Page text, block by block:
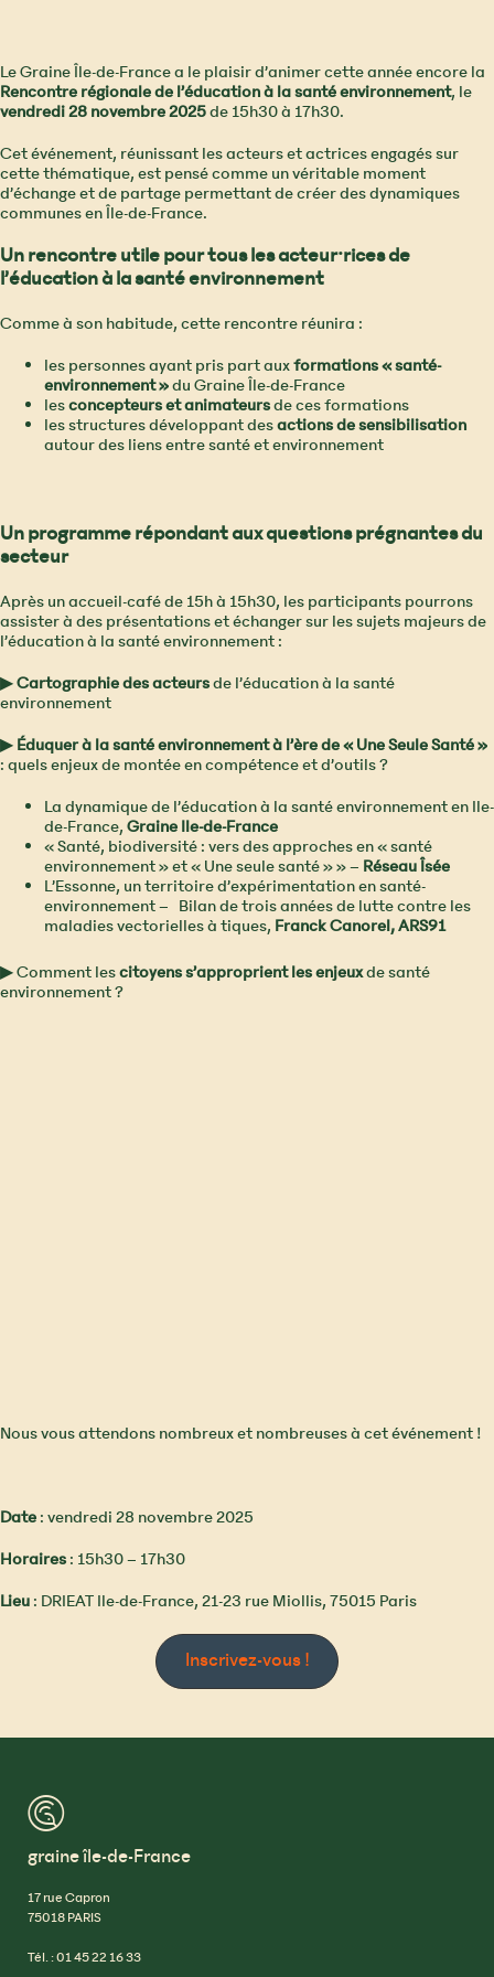
Le Graine Île-de-France a le plaisir d’animer cette année encore la
Rencontre régionale de l’éducation à la santé environnement, le
vendredi 28 novembre 2025de 15h30 à 17h30.
Cet événement, réunissant les acteurs et actrices engagés sur
cette thématique, est pensé comme un véritable moment
d’échange et de partage permettant de créer des dynamiques
communes en Île-de-France.
Un rencontre utile pour tous les acteur⸱rices de
l’éducation à la santé environnement
Comme à son habitude, cette rencontre réunira :
les personnes ayant pris part auxformations « santé-
environnement »du Graine Île-de-France
lesconcepteurs et animateursde ces formations
les structures développant desactions de sensibilisation
autour des liens entre santé et environnement
Un programme répondant aux questions prégnantes du
secteur
Après un accueil-café de 15h à 15h30, les participants pourrons
assister à des présentations et échanger sur les sujets majeurs de
l’éducation à la santé environnement :
▶Cartographie des acteursde l’éducation à la santé
environnement
▶Éduquer à la santé environnement à l’ère de « Une Seule Santé »
: quels enjeux de montée en compétence et d’outils ?
La dynamique de l’éducation à la santé environnement en Ile-
de-France,Graine Ile-de-France
« Santé, biodiversité : vers des approches en « santé
environnement » et « Une seule santé » » – Réseau Îsée
L’Essonne, un territoire d’expérimentation en santé-
environnement – Bilan de trois années de lutte contre les
maladies vectorielles à tiques, Franck Canorel, ARS91
▶Comment lescitoyens s’approprient les enjeuxde santé
environnement ?
Nous vous attendons nombreux et nombreuses à cet événement !
Date: vendredi 28 novembre 2025
Horaires: 15h30 – 17h30
Lieu: DRIEAT Ile-de-France, 21-23 rue Miollis, 75015 Paris
Inscrivez-vous !
™
graine île-de-France
17 rue Capron
75018 PARIS
Tél. : 01 45 22 16 33